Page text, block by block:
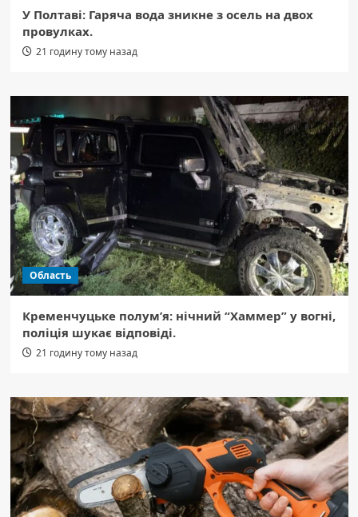
У Полтаві: Гаряча вода зникне з осель на двох
провулках.
21 годину тому назад
Область
Кременчуцьке полум’я: нічний “Хаммер” у вогні,
поліція шукає відповіді.
21 годину тому назад